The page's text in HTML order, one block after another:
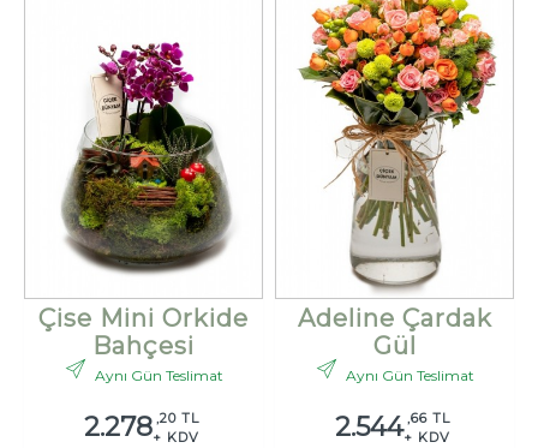
Çise Mini Orkide
Bahçesi
Aynı Gün Teslimat
2.278 ,20 TL
+ KDV
Adeline Çardak
Gül
Aynı Gün Teslimat
2.544 ,66 TL
+ KDV